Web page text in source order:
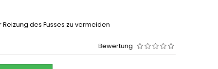
des Fusses zu vermeiden
Bewertung